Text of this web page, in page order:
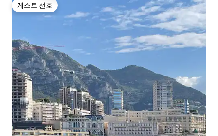
게스트 선호
게스트 선호